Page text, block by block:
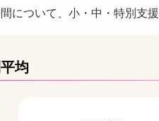
について、小・中・特別支
均